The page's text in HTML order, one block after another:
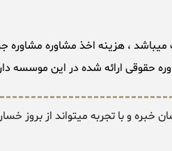
مشاوره جرائم انتخاباتی با توجه به این
حقوقی ارائه شده در این موسسه
و با تجربه میتواند از بروز